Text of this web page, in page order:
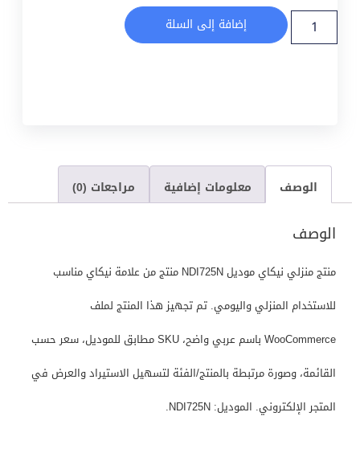
إضافة إلى السلة
الوصف معلومات إضافية مراجعات (0)
الوصف
منتج منزلي نيكاي موديل NDI725N منتج من علامة نيكاي مناسب
للاستخدام المنزلي واليومي. تم تجهيز هذا المنتج لملف
WooCommerce باسم عربي واضح، SKU مطابق للموديل، سعر حسب
القائمة، وصورة مرتبطة بالمنتج/الفئة لتسهيل الاستيراد والعرض في
المتجر الإلكتروني. الموديل: NDI725N.